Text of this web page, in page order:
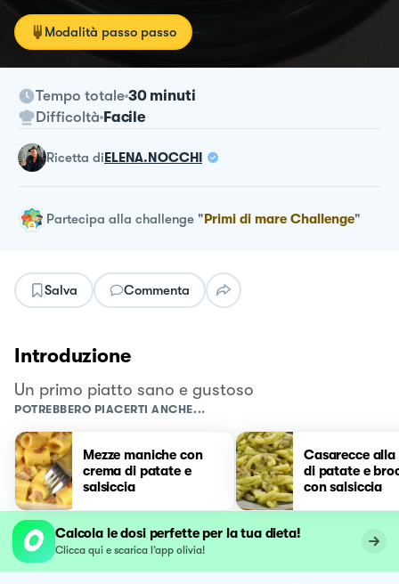
Modalità passo passo
Tempo totale 30 minuti
Difficoltà Facile
ricetta diELENA.NOCCHI
Partecipa alla challenge "Primi di mare Challenge"
Salva Commenta
Introduzione
Un primo piatto sano e gustoso
POTREBBERO PIACERTI ANCHE...
Mezze maniche con
crema di patate e
salsiccia
Casarecce alla
di patate e
con salsiccia
Calcola le dosi perfette per la tua dieta!
Clicca qui e scarica l’app olivia!